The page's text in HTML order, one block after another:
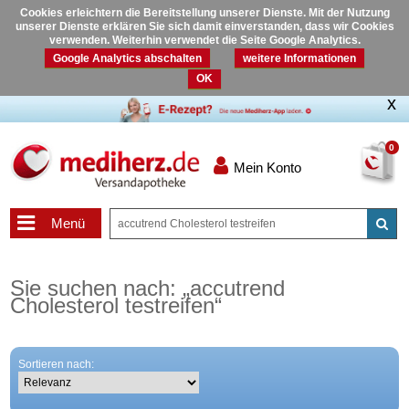
Cookies erleichtern die Bereitstellung unserer Dienste. Mit der Nutzung
unserer Dienste erklären Sie sich damit einverstanden, dass wir Cookies
verwenden. Weiterhin verwendet die Seite Google Analytics.
Google Analytics abschalten
weitere Informationen
OK
0
Mein Konto
Menü
Sie suchen nach: „accutrend
Cholesterol testreifen“
Sortieren nach: